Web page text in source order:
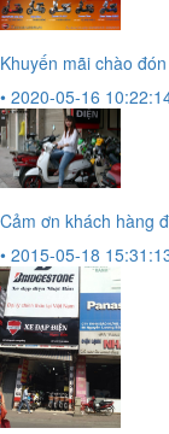
Khuyến mãi chào
• 2020-05-16
Cảm ơn khách hàng
• 2015-05-18